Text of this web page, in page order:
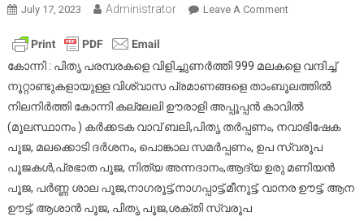
July 17, 2023 Administrator Leave A CommentOn
വാവ്
ബലി
തർപ്പണവും
1001
മുറുക്കാൻ
1001
പടേനിയും
കോന്നി : പിതൃ പരമ്പരകളെ വിളിച്ചുണർത്തി 999 മലകളെ വന്ദിച്ച്
നൂറ്റാണ്ടുകളായുള്ള വിശ്വാസ പ്രമാണങ്ങളെ താംബൂലത്തിൽ
നിലനിർത്തി കോന്നി കല്ലേലി ഊരാളി അപ്പൂപ്പൻ കാവിൽ
(മൂലസ്ഥാനം ) കർക്കടക വാവ് ബലി,പിതൃ തർപ്പണം, നവാഭിഷേക
പൂജ, മലക്കൊടി ദർശനം, പൊങ്കാല സമർപ്പണം, ഉപ സ്വരൂപ
പൂജകൾ,പ്രഭാത പൂജ, നിത്യ അന്നദാനം,ആദ്യ ഉരു മണിയൻ
പൂജ, പർണ്ണ ശാല പൂജ,നാഗരൂട്ട്,നാഗപ്പാട്ട്,മീനൂട്ട്, വാനര ഊട്ട്, ആന
ഊട്ട്, ആശാൻ പൂജ, പിതൃ പൂജ,ശക്തി സ്വരൂപ